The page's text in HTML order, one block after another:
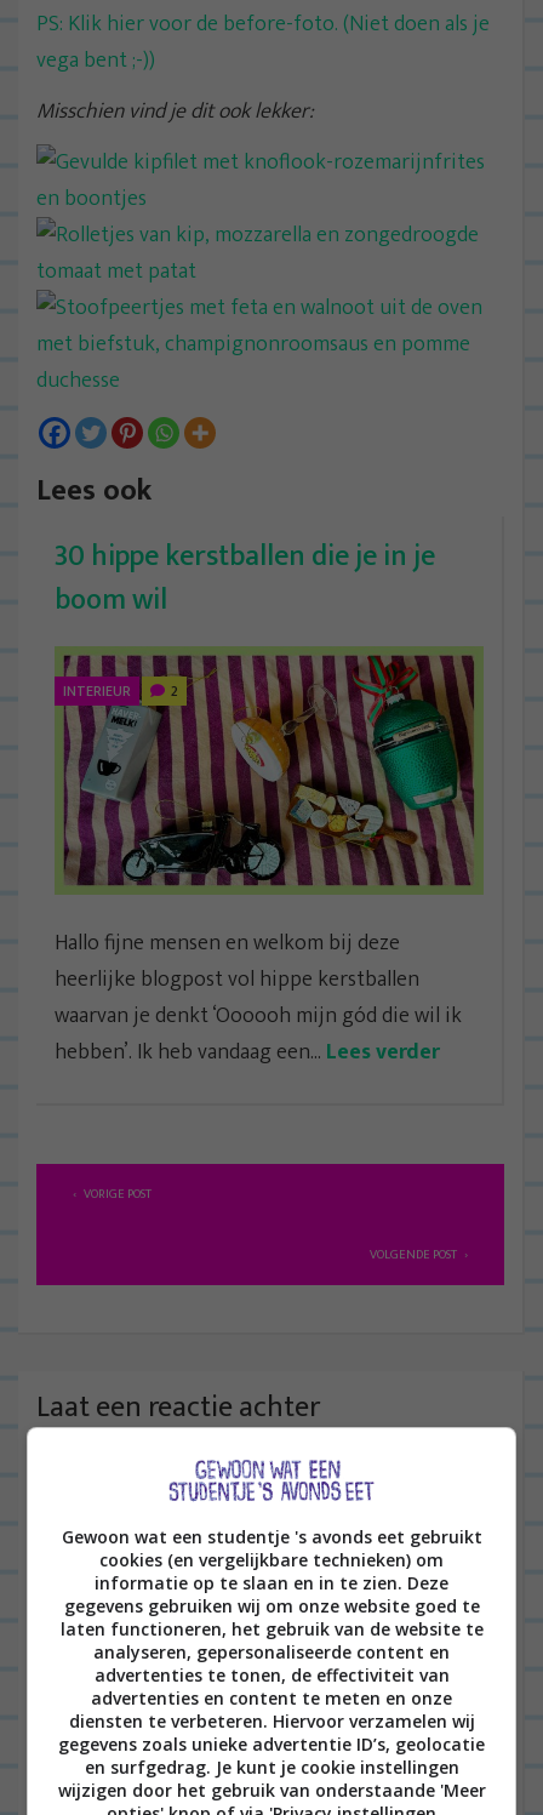
PS: Klik hier voor de before-foto. (Niet doen als je
vega bent ;-))
Misschien vind je dit ook lekker:
Lees ook
30 hippe kerstballen die je in je
boom wil
INTERIEUR 2
Hallo fijne mensen en welkom bij deze
heerlijke blogpost vol hippe kerstballen
waarvan je denkt ‘Oooooh mijn gód die wil ik
hebben’. Ik heb vandaag een... Lees verder
B
i
t
n
VORIGE POST
VOLGENDE POST
Laat een reactie achter
Het e-mailadres wordt niet gepubliceerd.
velden zijn gemarkeerd met*
Naam*
Gewoon wat een studentje 's avonds eet gebruikt
cookies (en vergelijkbare technieken) om
informatie op te slaan en in te zien. Deze
gegevens gebruiken wij om onze website goed te
laten functioneren, het gebruik van de website te
analyseren, gepersonaliseerde content en
advertenties te tonen, de effectiviteit van
advertenties en content te meten en onze
diensten te verbeteren. Hiervoor verzamelen wij
gegevens zoals unieke advertentie ID’s, geolocatie
en surfgedrag. Je kunt je cookie instellingen
wijzigen door het gebruik van onderstaande 'Meer